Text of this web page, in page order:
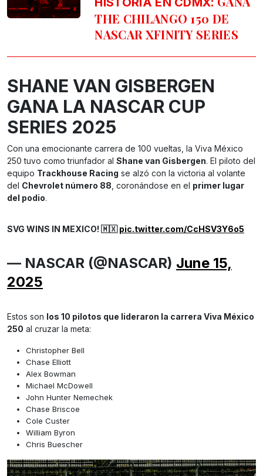
THE CHILANGO 150 DE
NASCAR XFINITY SERIES
SHANE VAN GISBERGEN
GANA LA NASCAR CUP
SERIES 2025
Con una emocionante carrera de 100 vueltas, la Viva México
250 tuvo como triunfador al Shane van Gisbergen. El piloto del
equipo Trackhouse Racing se alzó con la victoria al volante
del Chevrolet número 88, coronándose en el primer lugar
del podio.
SVG WINS IN MEXICO! 🇲🇽pic.twitter.com/CcHSV3Y6o5
— NASCAR (@NASCAR) June 15,
2025
Estos son los 10 pilotos que lideraron la carrera Viva México
250 al cruzar la meta:
Christopher Bell
Chase Elliott
Alex Bowman
Michael McDowell
John Hunter Nemechek
Chase Briscoe
Cole Custer
William Byron
Chris Buescher